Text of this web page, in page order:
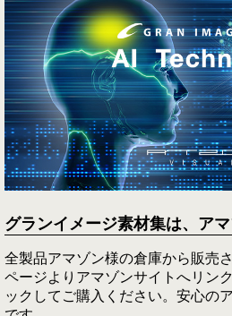
グランイメージ素材集は、ア
全製品アマゾン様の倉庫から販売
ページよりアマゾンサイトへリン
ックしてご購入ください。安心の